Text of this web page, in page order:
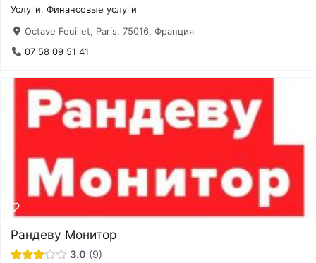
Услуги,Финансовые услуги
Octave Feuillet, Paris, 75016, Франция
07 58 09 51 41
Рандеву Монитор
3.0 9